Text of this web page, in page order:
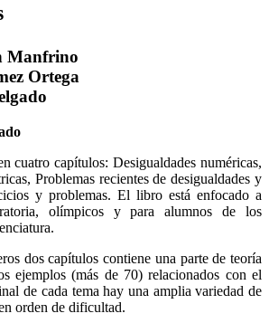
Manfrino
Ortega
cuatro capítulos: Desigualdades numéricas,
Problemas recientes de desigualdades y
y problemas. El libro está enfocado a
olímpicos y para alumnos de los
dos capítulos contiene una parte de teoría
ejemplos (más de 70) relacionados con el
de cada tema hay una amplia variedad de
orden de dificultad.